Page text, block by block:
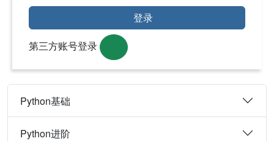
登录
第三方账号登录
Python基础
Python进阶